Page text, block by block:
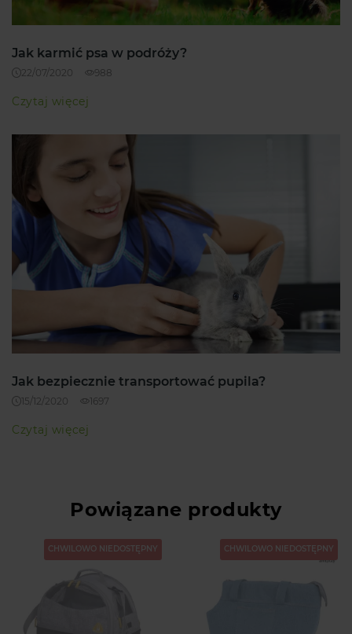
Jak karmić psa w podróży?
22/07/2020 988
Czytaj więcej
Jak bezpiecznie transportować pupila?
15/12/2020 1697
Czytaj więcej
Powiązane produkty
CHWILOWO NIEDOSTĘPNY CHWILOWO NIEDOSTĘPNY